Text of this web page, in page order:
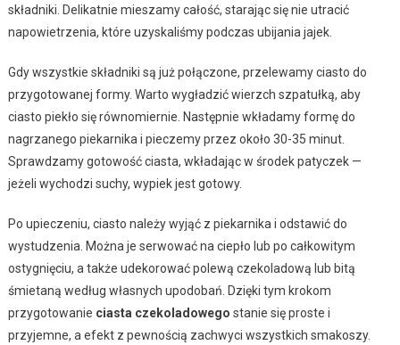
składniki. Delikatnie mieszamy całość, starając się nie utracić
napowietrzenia, które uzyskaliśmy podczas ubijania jajek.
Gdy wszystkie składniki są już połączone, przelewamy ciasto do
przygotowanej formy. Warto wygładzić wierzch szpatułką, aby
ciasto piekło się równomiernie. Następnie wkładamy formę do
nagrzanego piekarnika i pieczemy przez około 30-35 minut.
Sprawdzamy gotowość ciasta, wkładając w środek patyczek —
jeżeli wychodzi suchy, wypiek jest gotowy.
Po upieczeniu, ciasto należy wyjąć z piekarnika i odstawić do
wystudzenia. Można je serwować na ciepło lub po całkowitym
ostygnięciu, a także udekorować polewą czekoladową lub bitą
śmietaną według własnych upodobań. Dzięki tym krokom
przygotowanie ciasta czekoladowego stanie się proste i
przyjemne, a efekt z pewnością zachwyci wszystkich smakoszy.